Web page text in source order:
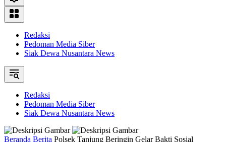
Redaksi
Pedoman Media Siber
Siak Dewa Nusantara News
Redaksi
Pedoman Media Siber
Siak Dewa Nusantara News
Beranda Berita Polsek Tanjung Beringin Gelar Bakti Sosial